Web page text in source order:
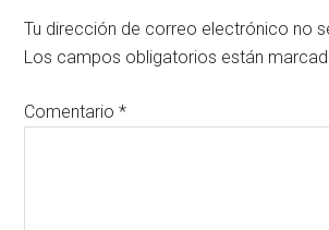
Tu dirección de correo electrónico no
Los campos obligatorios están
Comentario*